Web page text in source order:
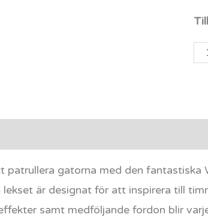
patrullera gatorna med den
är designat för att inspirera till
samt medföljande fordon blir